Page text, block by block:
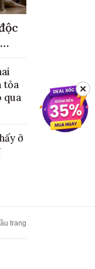
tỏa
qua
ở
trang
✕